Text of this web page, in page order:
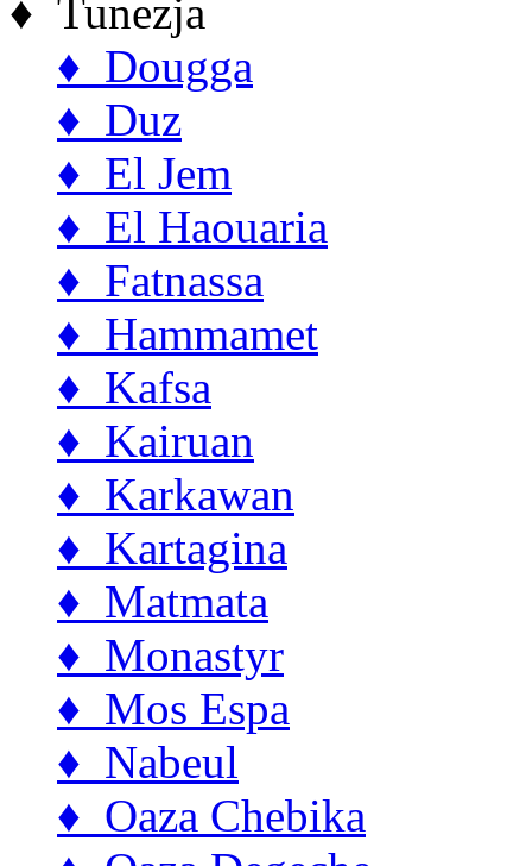
♦ Tunezja
♦ Dougga
♦ Duz
♦ El Jem
♦ El Haouaria
♦ Fatnassa
♦ Hammamet
♦ Kafsa
♦ Kairuan
♦ Karkawan
♦ Kartagina
♦ Matmata
♦ Monastyr
♦ Mos Espa
♦ Nabeul
♦ Oaza Chebika